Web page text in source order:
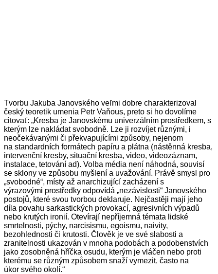
Tvorbu Jakuba Janovského veľmi dobre charakterizoval
český teoretik umenia Petr Vaňous, preto si ho dovolíme
citovať: „Kresba je Janovskému univerzálním prostředkem, s
kterým lze nakládat svobodně. Lze ji rozvíjet různými, i
neočekávanými či překvapujícími způsoby, nejenom
na standardních formátech papíru a plátna (nástěnná kresba,
intervenční kresby, situační kresba, video, videozáznam,
instalace, tetování ad). Volba média není náhodná, souvisí
se sklony ve způsobu myšlení a uvažování. Právě smysl pro
„svobodné“, místy až anarchizující zacházení s
výrazovými prostředky odpovídá „nezávislosti“ Janovského
postojů, které svou tvorbou deklaruje. Nejčastěji mají jeho
díla povahu sarkastických provokací, agresivních výpadů
nebo krutých ironií. Otevírají nepříjemná témata lidské
smrtelnosti, pýchy, narcisismu, egoismu, naivity,
bezohlednosti či krutosti. Člověk je ve své slabosti a
zranitelnosti ukazován v mnoha podobách a podobenstvích
jako zosobněná hříčka osudu, kterým je vláčen nebo proti
kterému se různým způsobem snaží vymezit, často na
úkor svého okolí.“